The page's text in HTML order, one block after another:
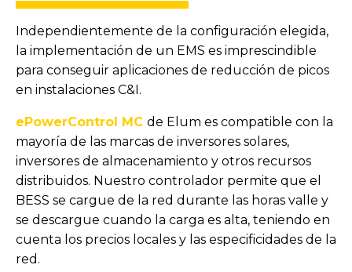
Independientemente de la configuración elegida,
la implementación de un EMS es imprescindible
para conseguir aplicaciones de reducción de picos
en instalaciones C&I.
ePowerControl MC de Elum es compatible con la
mayoría de las marcas de inversores solares,
inversores de almacenamiento y otros recursos
distribuidos. Nuestro controlador permite que el
BESS se cargue de la red durante las horas valle y
se descargue cuando la carga es alta, teniendo en
cuenta los precios locales y las especificidades de la
red.